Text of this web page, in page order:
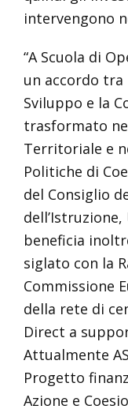
intervengono
“A Scuola di
un accordo
Sviluppo e la
trasformato
Territoriale e
Politiche di
del Consiglio
dell’Istruzione,
beneficia
siglato con la
Commissione
della rete di
Direct a
Attualmente
Progetto
Azione e